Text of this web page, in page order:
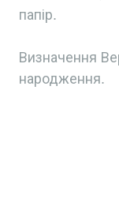
папір.
Визначення
народження.